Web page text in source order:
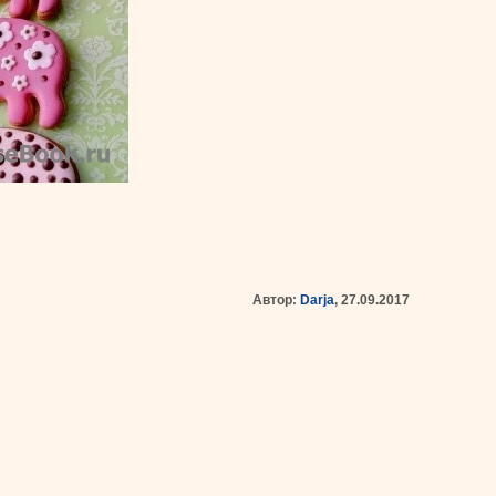
Автор: Darja, 27.09.2017